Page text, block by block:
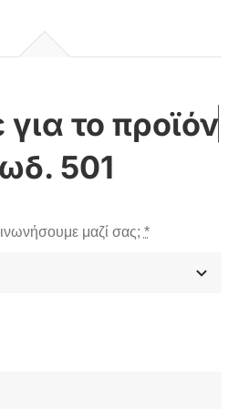
501
μαζί σας; *